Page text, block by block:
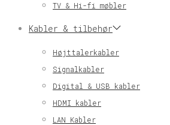
TV & Hi-fi møbler
Kabler & tilbehør
Højttalerkabler
Signalkabler
Digital & USB kabler
HDMI kabler
LAN Kabler